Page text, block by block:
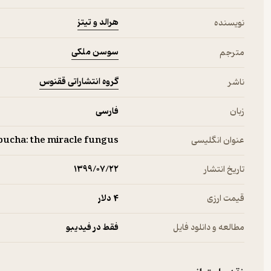
نویسنده هرالد و تیتز
مترجم سوسن ملکی
ناشر گروه انتشاراتی ققنوس
زبان فارسی
عنوان انگلیسی the miracle fungus
تاریخ انتشار ۱۳۹۹/۰۷/۲۲
قیمت ارزی 4 دلار
مطالعه و دانلود فایل فقط در فیدیبو